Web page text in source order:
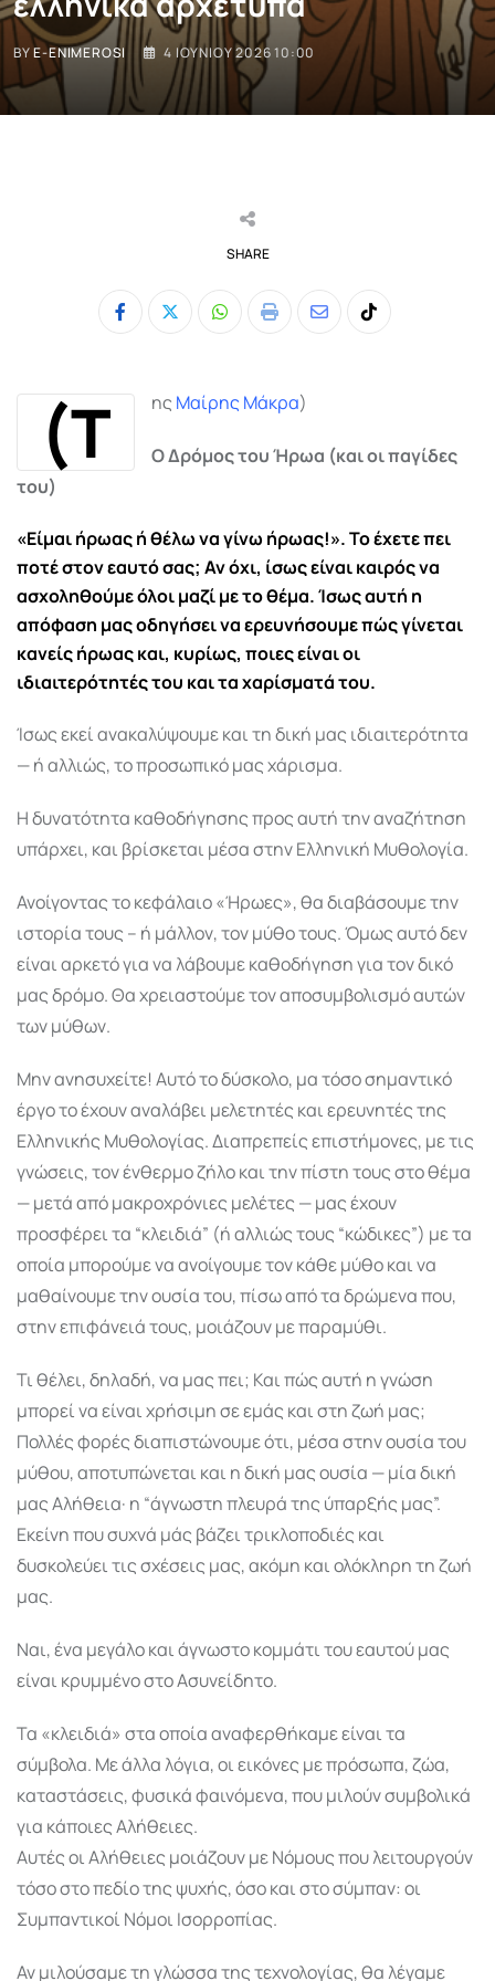
BYE-ENIMEROSI 4 ΙΟΥΝΊΟΥ 2026 10:00
SHARE
Whatsapp
Print
ShareTiktok
(Τ ης Μαίρης Μάκρα)
Ο Δρόμος του Ήρωα (και οι παγίδες
του)
«Είμαι ήρωας ή θέλω να γίνω ήρωας!». Το έχετε πει
ποτέ στον εαυτό σας; Αν όχι, ίσως είναι καιρός να
ασχοληθούμε όλοι μαζί με το θέμα. Ίσως αυτή η
απόφαση μας οδηγήσει να ερευνήσουμε πώς γίνεται
κανείς ήρωας και, κυρίως, ποιες είναι οι
ιδιαιτερότητές του και τα χαρίσματά του.
Ίσως εκεί ανακαλύψουμε και τη δική μας ιδιαιτερότητα
— ή αλλιώς, το προσωπικό μας χάρισμα.
Η δυνατότητα καθοδήγησης προς αυτή την αναζήτηση
υπάρχει, και βρίσκεται μέσα στην Ελληνική Μυθολογία.
Ανοίγοντας το κεφάλαιο «Ήρωες», θα διαβάσουμε την
ιστορία τους – ή μάλλον, τον μύθο τους. Όμως αυτό δεν
είναι αρκετό για να λάβουμε καθοδήγηση για τον δικό
μας δρόμο. Θα χρειαστούμε τον αποσυμβολισμό αυτών
των μύθων.
Μην ανησυχείτε! Αυτό το δύσκολο, μα τόσο σημαντικό
έργο το έχουν αναλάβει μελετητές και ερευνητές της
Ελληνικής Μυθολογίας. Διαπρεπείς επιστήμονες, με τις
γνώσεις, τον ένθερμο ζήλο και την πίστη τους στο θέμα
— μετά από μακροχρόνιες μελέτες — μας έχουν
προσφέρει τα “κλειδιά” (ή αλλιώς τους “κώδικες”) με τα
οποία μπορούμε να ανοίγουμε τον κάθε μύθο και να
μαθαίνουμε την ουσία του, πίσω από τα δρώμενα που,
στην επιφάνειά τους, μοιάζουν με παραμύθι.
Τι θέλει, δηλαδή, να μας πει; Και πώς αυτή η γνώση
μπορεί να είναι χρήσιμη σε εμάς και στη ζωή μας;
Πολλές φορές διαπιστώνουμε ότι, μέσα στην ουσία του
μύθου, αποτυπώνεται και η δική μας ουσία — μία δική
μας Αλήθεια· η “άγνωστη πλευρά της ύπαρξής μας”.
Εκείνη που συχνά μάς βάζει τρικλοποδιές και
δυσκολεύει τις σχέσεις μας, ακόμη και ολόκληρη τη ζωή
μας.
Ναι, ένα μεγάλο και άγνωστο κομμάτι του εαυτού μας
είναι κρυμμένο στο Ασυνείδητο.
Τα «κλειδιά» στα οποία αναφερθήκαμε είναι τα
σύμβολα. Με άλλα λόγια, οι εικόνες με πρόσωπα, ζώα,
καταστάσεις, φυσικά φαινόμενα, που μιλούν συμβολικά
για κάποιες Αλήθειες.
Αυτές οι Αλήθειες μοιάζουν με Νόμους που λειτουργούν
τόσο στο πεδίο της ψυχής, όσο και στο σύμπαν: οι
Συμπαντικοί Νόμοι Ισορροπίας.
Αν μιλούσαμε τη γλώσσα της τεχνολογίας, θα λέγαμε